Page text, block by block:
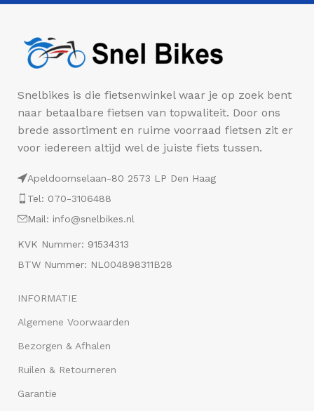
Snelbikes is die fietsenwinkel waar je op zoek bent
naar betaalbare fietsen van topwaliteit. Door ons
brede assortiment en ruime voorraad fietsen zit er
voor iedereen altijd wel de juiste fiets tussen.
Apeldoornselaan-80 2573 LP Den Haag
Tel: 070-3106488
Mail: info@snelbikes.nl
KVK Nummer: 91534313
BTW Nummer: NL004898311B28
INFORMATIE
Algemene Voorwaarden
Bezorgen & Afhalen
Ruilen & Retourneren
Garantie